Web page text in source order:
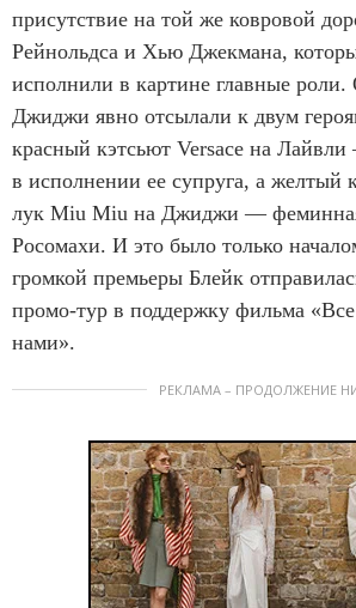
присутствие на той же ковровой
Рейнольдса и Хью Джекмана,
исполнили в картине главные
Джиджи явно отсылали к двум
красный кэтсьют Versace на
в исполнении ее супруга, а желтый
лук Miu Miu на Джиджи —
Росомахи. И это было только
громкой премьеры Блейк
промо-тур в поддержку фильма «Все
нами».
РЕКЛАМА – ПРОДОЛЖЕНИЕ